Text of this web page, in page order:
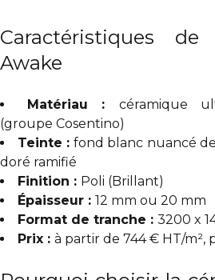
Caractéristiques
Awake
Matériau : céramique
(groupe Cosentino)
Teinte :fond blanc nuancé
doré ramifié
Finition : Poli (Brillant)
Épaisseur : 12 mm ou 20 mm
Format de tranche : 3200 x
Prix : à partir de 744 € HT/m²,